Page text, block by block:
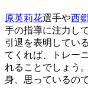
原英莉花選手や西
手の指導に注力し
引退を表明してい
てくれば、トレー
れることでしょう
身、思っているの